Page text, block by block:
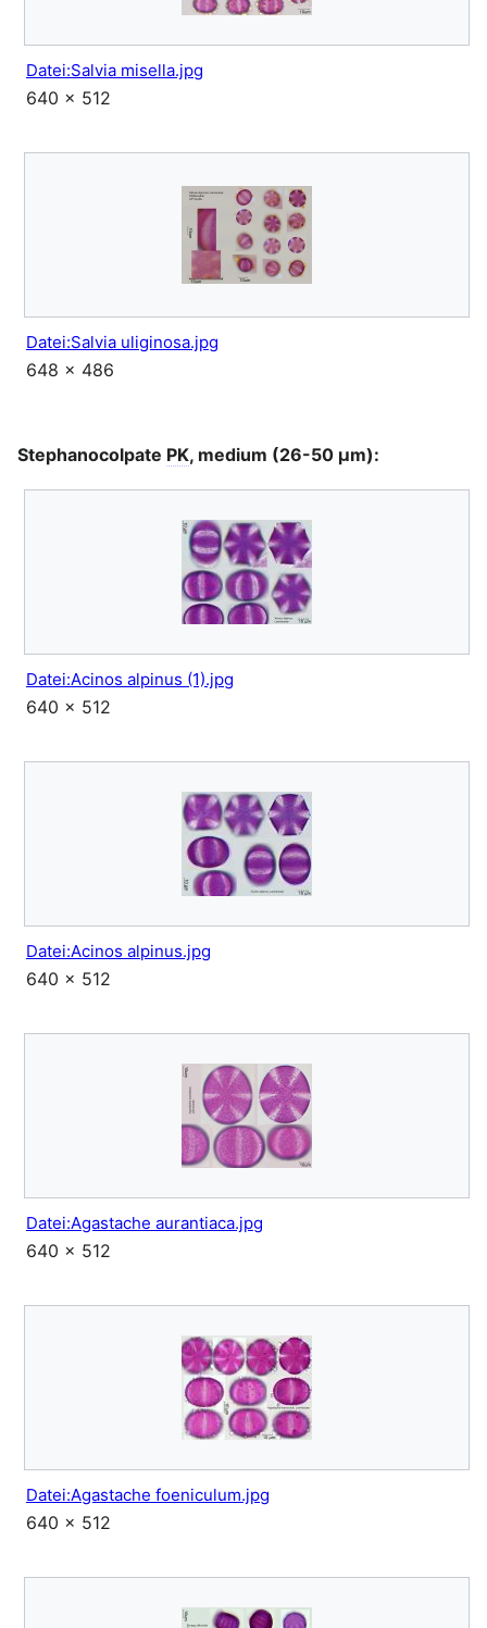
Datei:Salvia misella.jpg
640 × 512
Datei:Salvia uliginosa.jpg
648 × 486
Stephanocolpate PK, medium (26-50 μm):
Datei:Acinos alpinus (1).jpg
640 × 512
Datei:Acinos alpinus.jpg
640 × 512
Datei:Agastache aurantiaca.jpg
640 × 512
Datei:Agastache foeniculum.jpg
640 × 512